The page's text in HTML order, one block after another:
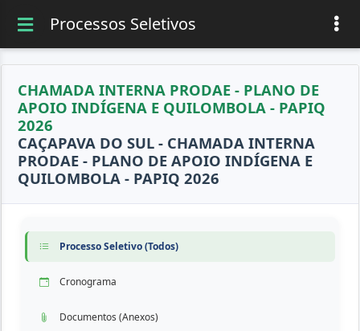
Processos Seletivos
CHAMADA INTERNA PRODAE - PLANO DE
APOIO INDÍGENA E QUILOMBOLA - PAPIQ
2026
CAÇAPAVA DO SUL - CHAMADA INTERNA
PRODAE - PLANO DE APOIO INDÍGENA E
QUILOMBOLA - PAPIQ 2026
Processo Seletivo (Todos)
Cronograma
Documentos (Anexos)